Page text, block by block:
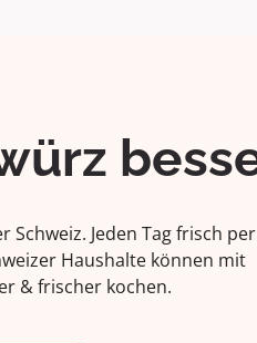
Schweiz. Jeden Tag frisch per
Haushalte können mit
& frischer kochen.